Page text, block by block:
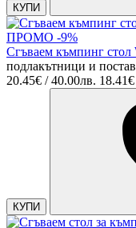
КУПИ
ПРОМО -9%
Сгъваем къмпинг стол
подлакътници и
20.45€ / 40.00лв.
КУПИ